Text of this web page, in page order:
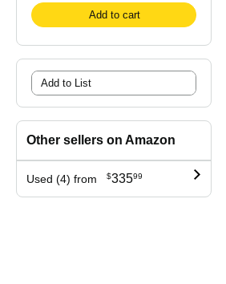
Add to cart
Add to List
Other sellers on Amazon
Used (4) from $33599